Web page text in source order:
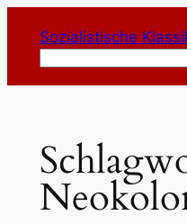
Inhalt
springen
Sozialistische